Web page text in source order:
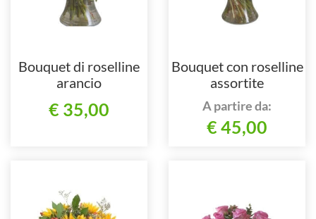
Bouquet di roselline
arancio
€ 35,00
Bouquet con roselline
assortite
A partire da:
€ 45,00